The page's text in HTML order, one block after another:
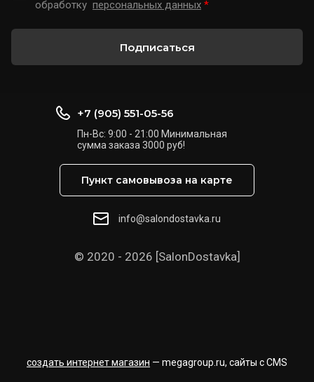
обработку персональных данных *
Подписаться
© 2020 - 2026 [SalonDostavka]
+7 (905) 551-05-56
Пн-Вс: 9:00 - 21:00 Минимальная
сумма заказа 3000 руб!
Пункт самовывоза на карте
info@salondostavka.ru
создать интернет магазин — megagroup.ru, сайты с CMS